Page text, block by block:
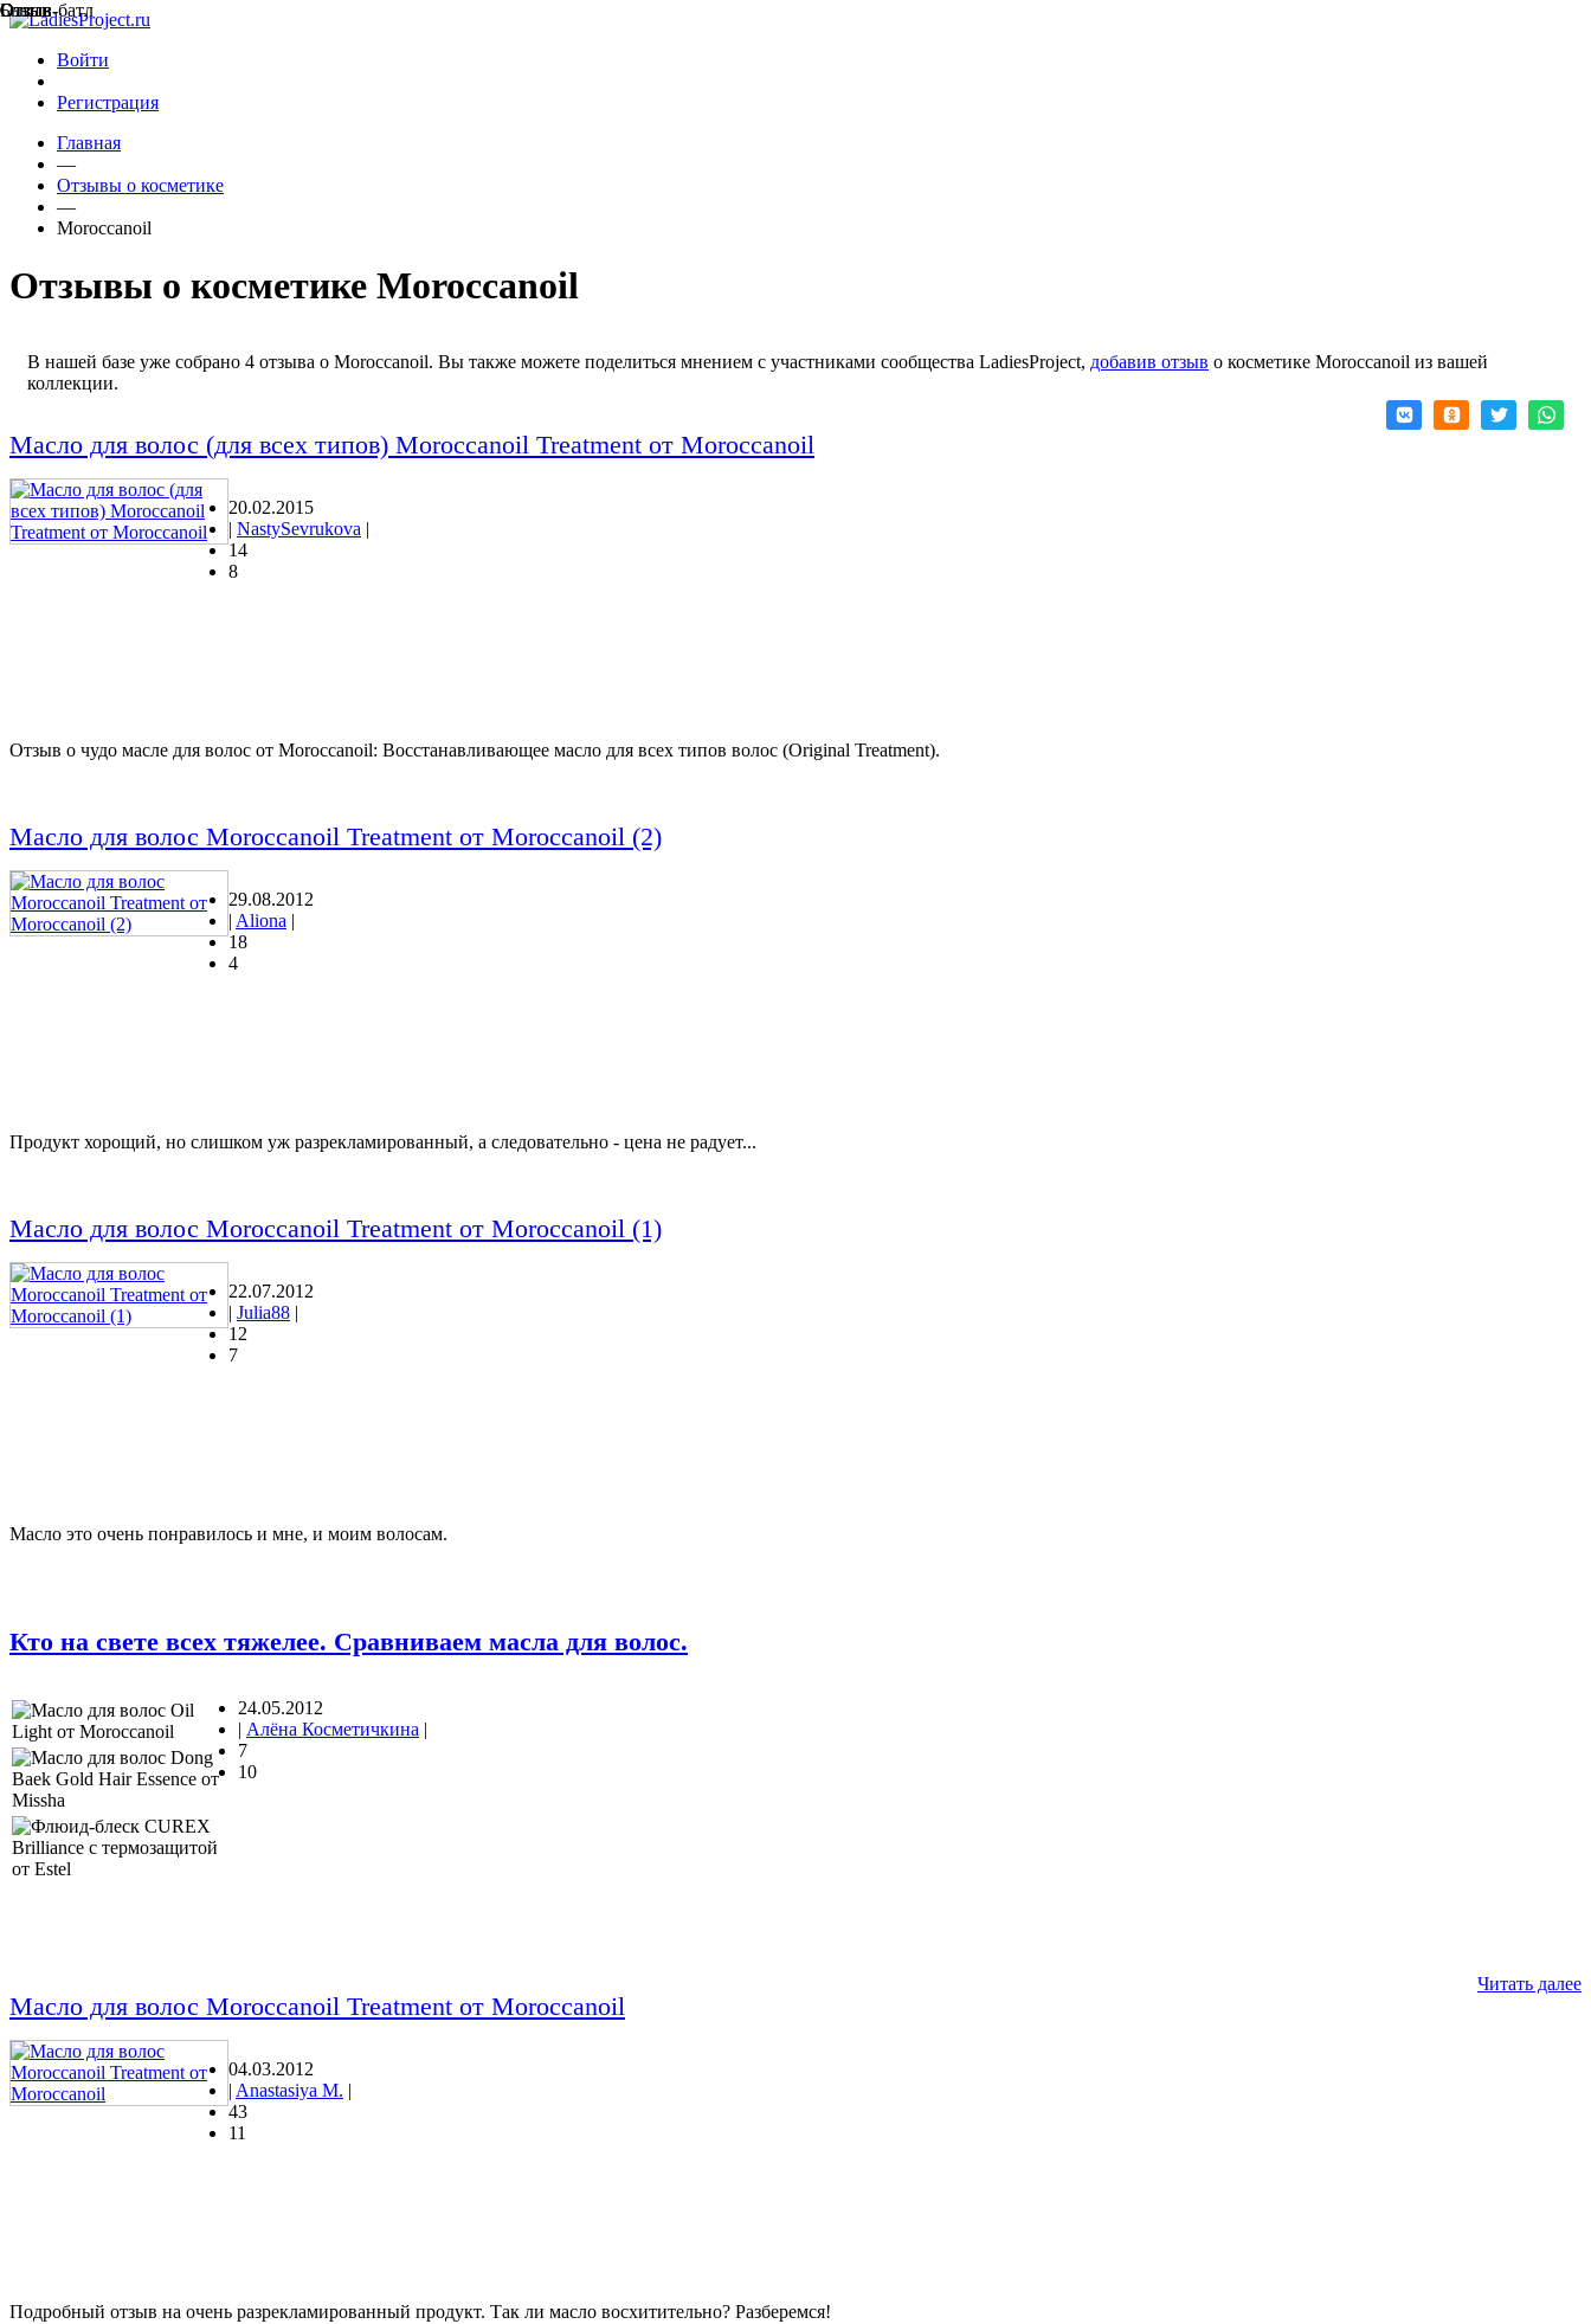
Войти
Регистрация
Главная
—
Отзывы о косметике
—
Moroccanoil
Отзывы о косметике Moroccanoil
В нашей базе уже собрано 4 отзыва о Moroccanoil. Вы также можете поделиться мнением с участниками сообщества LadiesProject, добавив отзыв о косметике Moroccanoil из вашей
коллекции.
Отзыв
Масло для волос (для всех типов) Moroccanoil Treatment от Moroccanoil
20.02.2015
| NastySevrukova |
14
8
Отзыв о чудо масле для волос от Moroccanoil: Восстанавливающее масло для всех типов волос (Original Treatment).
Отзыв
Масло для волос Moroccanoil Treatment от Moroccanoil (2)
29.08.2012
| Aliona |
18
4
Продукт хорощий, но слишком уж разрекламированный, а следовательно - цена не радует...
Отзыв
Масло для волос Moroccanoil Treatment от Moroccanoil (1)
22.07.2012
| Julia88 |
12
7
Масло это очень понравилось и мне, и моим волосам.
Бьюти-батл
Кто на свете всех тяжелее. Сравниваем масла для волос.
24.05.2012
| Алёна Косметичкина |
7
10
Читать далее
Отзыв
Масло для волос Moroccanoil Treatment от Moroccanoil
04.03.2012
| Anastasiya M. |
43
11
Подробный отзыв на очень разрекламированный продукт. Так ли масло восхитительно? Разберемся!